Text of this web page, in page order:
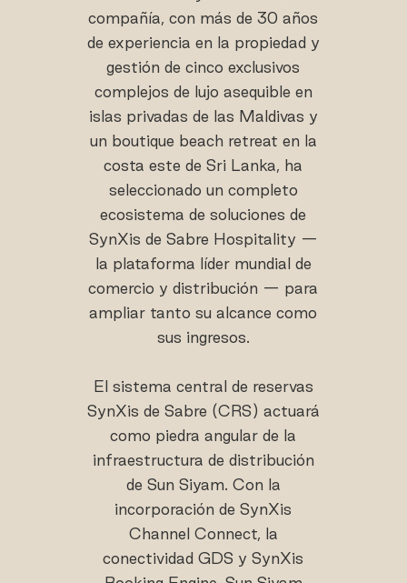
compañía, con más de 30 años
de experiencia en la propiedad y
gestión de cinco exclusivos
complejos de lujo asequible en
islas privadas de las Maldivas y
un boutique beach retreat en la
costa este de Sri Lanka, ha
seleccionado un completo
ecosistema de soluciones de
SynXis de Sabre Hospitality —
la plataforma líder mundial de
comercio y distribución — para
ampliar tanto su alcance como
sus ingresos.
El sistema central de reservas
SynXis de Sabre (CRS) actuará
como piedra angular de la
infraestructura de distribución
de Sun Siyam. Con la
incorporación de SynXis
Channel Connect, la
conectividad GDS y SynXis